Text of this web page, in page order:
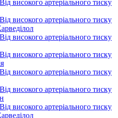
високого артеріального тиску
високого артеріального тиску
високого артеріального тиску
високого артеріального тиску
високого артеріального тиску
високого артеріального тиску
високого артеріального тиску